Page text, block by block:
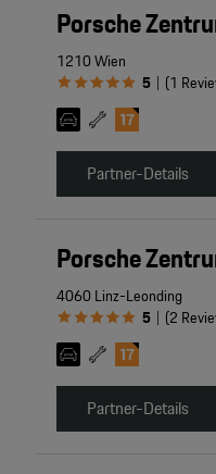
Porsche
1210 Wien
5 | (1
Partner-Details
Porsche
4060 Linz-Leonding
5 | (2
Partner-Details